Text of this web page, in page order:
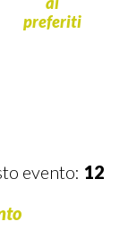
evento: 12